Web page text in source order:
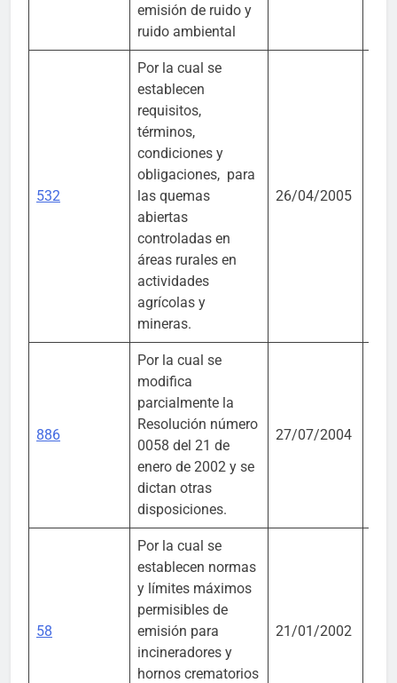
emisión de ruido y
ruido ambiental
532
Por la cual se
establecen
requisitos,
términos,
condiciones y
obligaciones, para
las quemas
abiertas
controladas en
áreas rurales en
actividades
agrícolas y
mineras.
26/04/2005
886
Por la cual se
modifica
parcialmente la
Resolución número
0058 del 21 de
enero de 2002 y se
dictan otras
disposiciones.
27/07/2004
58
Por la cual se
establecen normas
y límites máximos
permisibles de
emisión para
incineradores y
hornos crematorios
21/01/2002